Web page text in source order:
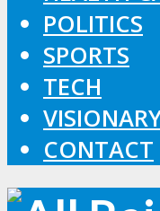
POLITICS
SPORTS
TECH
CONTACT